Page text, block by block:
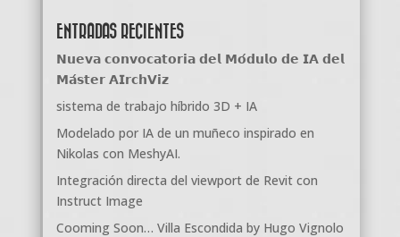
ENTRADAS RECIENTES
𝗡𝘂𝗲𝘃𝗮 𝗰𝗼𝗻𝘃𝗼𝗰𝗮𝘁𝗼𝗿𝗶𝗮 𝗱𝗲𝗹 𝗠𝗼́𝗱𝘂𝗹𝗼 𝗱𝗲 𝗜𝗔 𝗱𝗲𝗹
𝗠𝗮́𝘀𝘁𝗲𝗿 𝗔𝗜𝗿𝗰𝗵𝗩𝗶𝘇
sistema de trabajo híbrido 3D + IA
Modelado por IA de un muñeco inspirado en
Nikolas con MeshyAI.
Integración directa del viewport de Revit con
Instruct Image
Cooming Soon… Villa Escondida by Hugo Vignolo